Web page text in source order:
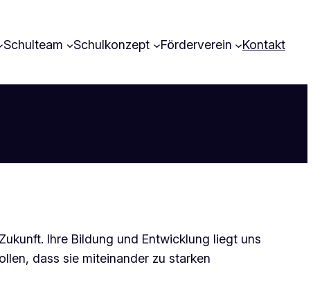
Schulteam Schulkonzept Förderverein Kontakt
Ihre Bildung und Entwicklung liegt uns
dass sie miteinander zu starken